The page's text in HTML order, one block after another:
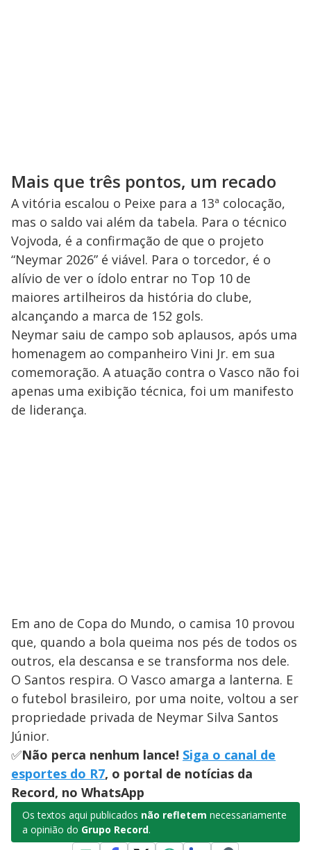
Mais que três pontos, um recado
A vitória escalou o Peixe para a 13ª colocação,
mas o saldo vai além da tabela. Para o técnico
Vojvoda, é a confirmação de que o projeto
“Neymar 2026” é viável. Para o torcedor, é o
alívio de ver o ídolo entrar no Top 10 de
maiores artilheiros da história do clube,
alcançando a marca de 152 gols.
Neymar saiu de campo sob aplausos, após uma
homenagem ao companheiro Vini Jr. em sua
comemoração. A atuação contra o Vasco não foi
apenas uma exibição técnica, foi um manifesto
de liderança.
Em ano de Copa do Mundo, o camisa 10 provou
que, quando a bola queima nos pés de todos os
outros, ela descansa e se transforma nos dele.
O Santos respira. O Vasco amarga a lanterna. E
o futebol brasileiro, por uma noite, voltou a ser
propriedade privada de Neymar Silva Santos
Júnior.
✅Não perca nenhum lance! Siga o canal de
esportes do R7, o portal de notícias da
Record, no WhatsApp
Os textos aqui publicados não refletem necessariamente
a opinião do Grupo Record.